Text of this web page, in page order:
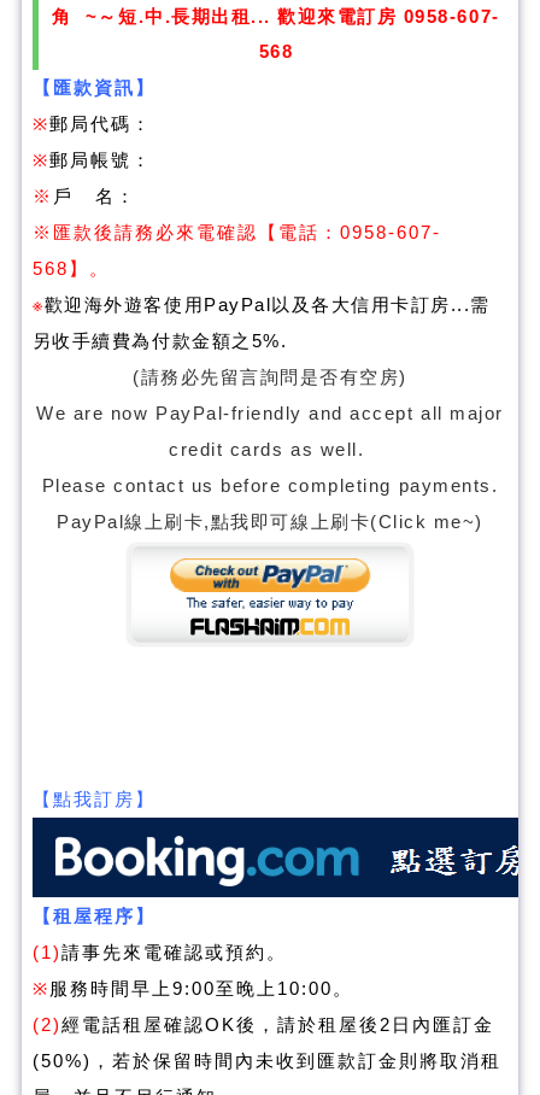
角 ~～短.中.長期出租... 歡迎來電訂房 0958-607-
568
【匯款資訊】
※郵局代碼：
※郵局帳號：
※ 戶 名：
※ 匯款後請務必來電確認
【電話：0958-607-
568】。
※歡迎海外遊客使用PayPal以及各大信用卡訂房...需
另收手續費為付款金額之5%.
(請務必先留言詢問是否有空房)
We are now PayPal-friendly and accept all major
credit cards as well.
Please contact us before completing payments.
PayPal線上刷卡,點我即可線上刷卡(Click me~)
【點我訂房】
【租屋程序】
(1)請事先來電確認或預約。
※服務時間早上9:00至晚上10:00。
(2)經電話租屋確認OK後，請於租屋後2日內匯訂金
(50%)，若於保留時間內未收到匯款訂金則將取消租